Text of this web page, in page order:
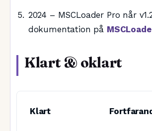
2024 – MSCLoader Pro når
dokumentation på
Klart & oklart
Klart